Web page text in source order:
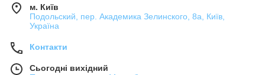
м. Київ
Подольский, пер. Академика Зелинского, 8а, Київ,
Україна
Контакти
Сьогодні вихідний